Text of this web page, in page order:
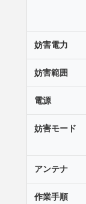
妨害電力
妨害範囲
電源
妨害モード
アンテナ
作業手順